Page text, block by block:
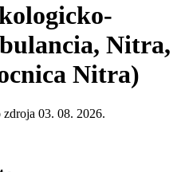
Nitra,
Nitra)
03. 08. 2026.